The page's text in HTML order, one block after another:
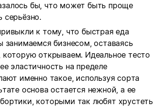
бы, что может быть проще
к тому, что быстрая еда
бизнесом, оставаясь
которую открываем. Идеальное тесто
эластичность на пределе
именно такое, используя сорта
основа остается нежной, а ее
которыми так любят хрустеть